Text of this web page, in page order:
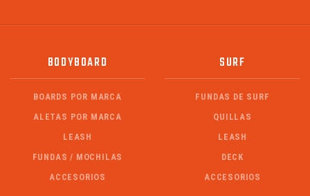
BODYBOARD
BOARDS POR MARCA
ALETAS POR MARCA
LEASH
FUNDAS / MOCHILAS
ACCESORIOS
SURF
FUNDAS DE SURF
QUILLAS
LEASH
DECK
ACCESORIOS